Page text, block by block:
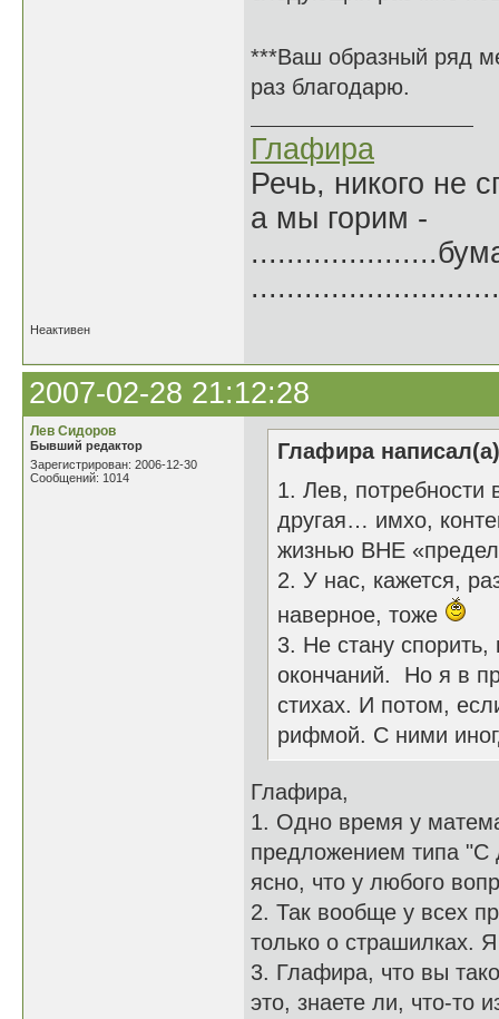
***Ваш образный ряд
раз благодарю.
Глафира
Речь, никого не
а мы горим -
Неактивен
2007-02-28 21:12:28
Лев Сидоров
Бывший редактор
Зарегистрирован: 2006-12-30
Сообщений: 1014
Глафира
1. Лев, потребности
другая… имхо,
жизнью ВНЕ
2. У нас, кажется,
наверное, тоже
3. Не стану спорить,
окончаний. Но я в
стихах. И потом,
рифмой. С ними
Глафира,
1. Одно время у
предложением типа "С
ясно, что у любого
2. Так вообще у всех
только о страшилках.
3. Глафира, что вы
это, знаете ли, что-то